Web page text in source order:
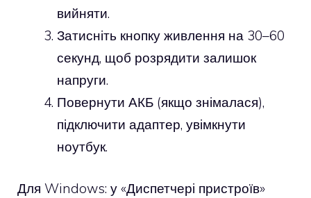
вийняти.
Затисніть кнопку живлення на 30–60
секунд, щоб розрядити залишок
напруги.
Повернути АКБ (якщо знімалася),
підключити адаптер, увімкнути
ноутбук.
Для Windows: у «Диспетчері пристроїв»